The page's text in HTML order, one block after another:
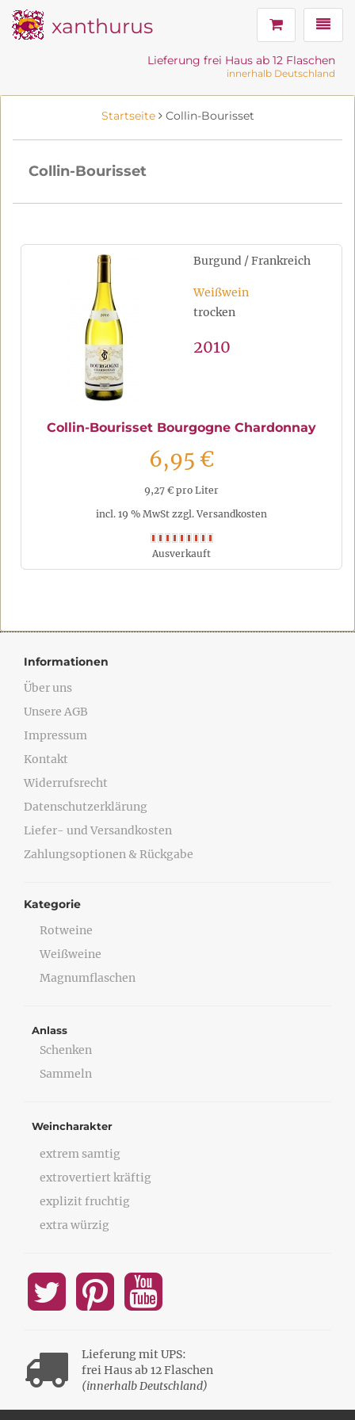
xanthurus
Lieferung frei Haus ab 12 Flaschen
innerhalb Deutschland
Startseite Collin-Bourisset
Collin-Bourisset
Burgund / Frankreich
Weißwein
trocken
2010
Collin-Bourisset Bourgogne Chardonnay
6,95 €
9,27 € pro Liter
incl. 19 % MwSt zzgl. Versandkosten
Ausverkauft
Informationen
Über uns
Unsere AGB
Impressum
Kontakt
Widerrufsrecht
Datenschutzerklärung
Liefer- und Versandkosten
Zahlungsoptionen & Rückgabe
Kategorie
Rotweine
Weißweine
Magnumflaschen
Anlass
Schenken
Sammeln
Weincharakter
extrem samtig
extrovertiert kräftig
explizit fruchtig
extra würzig
Lieferung mit UPS:
frei Haus ab 12 Flaschen
(innerhalb Deutschland)